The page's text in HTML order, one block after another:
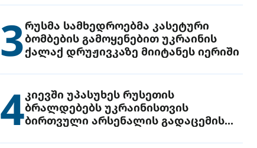
3რუსმა სამხედროებმა კასეტური
ბომბების გამოყენებით უკრაინის
ქალაქ დრუჟივკაზე მიიტანეს იერიში
4კიევში უპასუხეს რუსეთის
ბრალდებებს უკრაინისთვის
ბირთვული არსენალის გადაცემის